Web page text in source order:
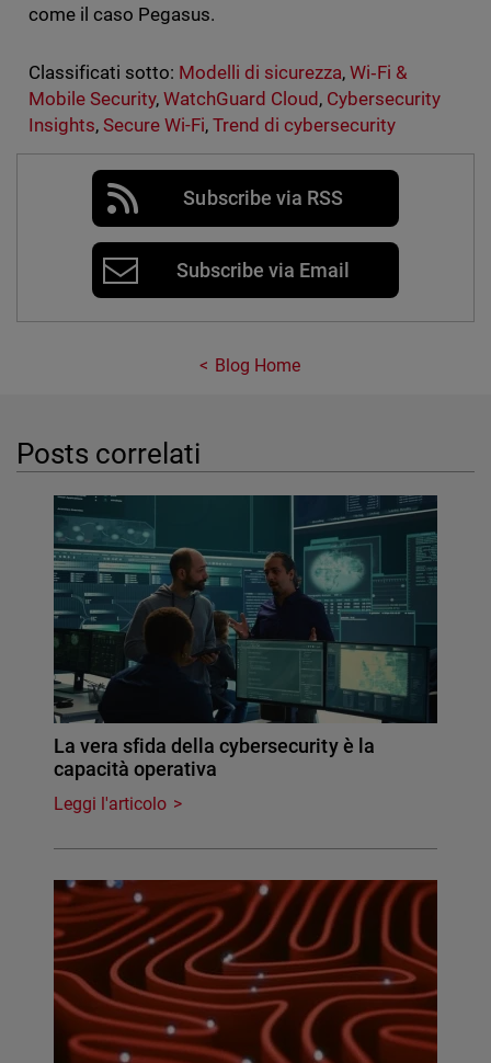
come il caso Pegasus.
Classificati sotto: Modelli di sicurezza,Wi‑Fi &
Mobile Security, WatchGuard Cloud , Cybersecurity
Insights, Secure Wi-Fi, Trend di cybersecurity
Subscribe via RSS
Subscribe via Email
Blog Home
Posts correlati
La vera sfida della cybersecurity è la
capacità operativa
Leggi l'articolo